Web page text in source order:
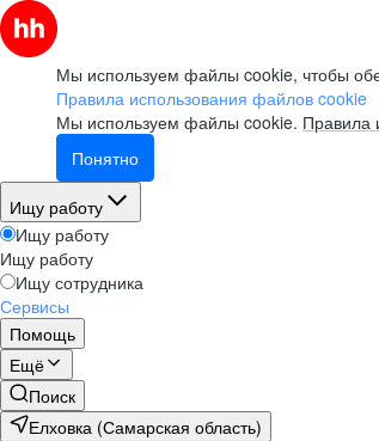
Мы используем файлы cookie, чтобы
Правила использования файлов cookie
Мы используем файлы cookie. Правила
Понятно
Ищу работу
Ищу работу
Ищу работу
Ищу сотрудника
Сервисы
Помощь
Ещё
Поиск
Елховка (Самарская область)